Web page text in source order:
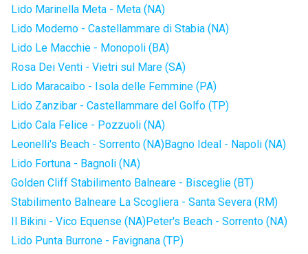
Lido Marinella Meta - Meta (NA)
Lido Moderno - Castellammare di Stabia (NA)
Lido Le Macchie - Monopoli (BA)
Rosa Dei Venti - Vietri sul Mare (SA)
Lido Maracaibo - Isola delle Femmine (PA)
Lido Zanzibar - Castellammare del Golfo (TP)
Lido Cala Felice - Pozzuoli (NA)
Leonelli's Beach - Sorrento (NA)Bagno Ideal - Napoli (NA)
Lido Fortuna - Bagnoli (NA)
Golden Cliff Stabilimento Balneare - Bisceglie (BT)
Stabilimento Balneare La Scogliera - Santa Severa (RM)
Il Bikini - Vico Equense (NA)Peter's Beach - Sorrento (NA)
Lido Punta Burrone - Favignana (TP)